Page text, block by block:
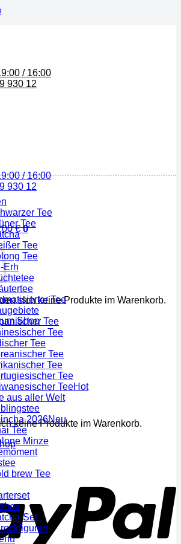
/ 16:00
930 12
/ 16:00
930 12
€ 0
sich keine Produkte im Warenkorb.
Shop
keine Produkte im Warenkorb.
Tee
Tee
Tee
Tee
Erh
Tee
Tee
Tee
Tee
Tee
Tee
Tee
Tee
aus aller Welt
2026
Tee
Minze
brew Tee
Set